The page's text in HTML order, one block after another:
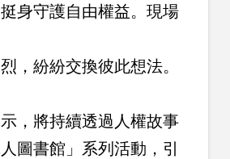
身守護自由權益。現場
，紛紛交換彼此想法。
，將持續透過人權故事
圖書館」系列活動，引